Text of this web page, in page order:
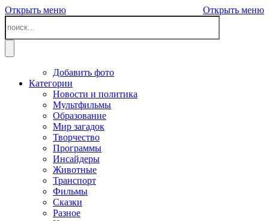
Открыть меню Открыть меню
Добавить фото
Категории
Новости и политика
Мультфильмы
Образование
Мир загадок
Творчество
Программы
Инсайдеры
Животные
Транспорт
Фильмы
Сказки
Разное